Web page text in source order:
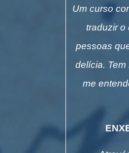
Um curso
traduzir o
pessoas
delícia.
me